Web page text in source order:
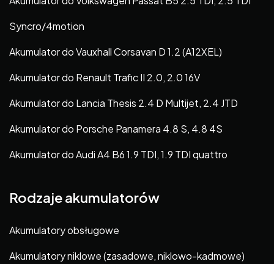
Syncro/4motion
Akumulator do Vauxhall Corsavan D 1.2 (A12XEL)
Akumulator do Renault Trafic II 2.0, 2.0 16V
Akumulator do Lancia Thesis 2.4 D Multijet, 2.4 JTD
Akumulator do Porsche Panamera 4.8 S, 4.8 4S
Akumulator do Audi A4 B6 1.9 TDI, 1.9 TDI quattro
Rodzaje akumulatorów
Akumulatory obsługowe
Akumulatory niklowe (zasadowe, niklowo-kadmowe)